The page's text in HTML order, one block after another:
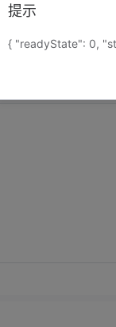
提示
{ "readyState": 0,